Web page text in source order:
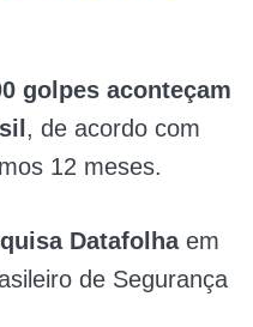
golpes aconteçam
, de acordo com
12 meses.
Datafolhaem
de Segurança